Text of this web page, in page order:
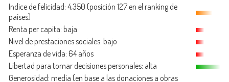
Indice de felicidad: 4,350 (posición 127 en el ranking de
países)
Renta per capita: baja
Nivel de prestaciones sociales: bajo
Esperanza de vida: 64 años
Libertad para tomar decisiones personales: alta
Generosidad: media (en base a las donaciones a obras